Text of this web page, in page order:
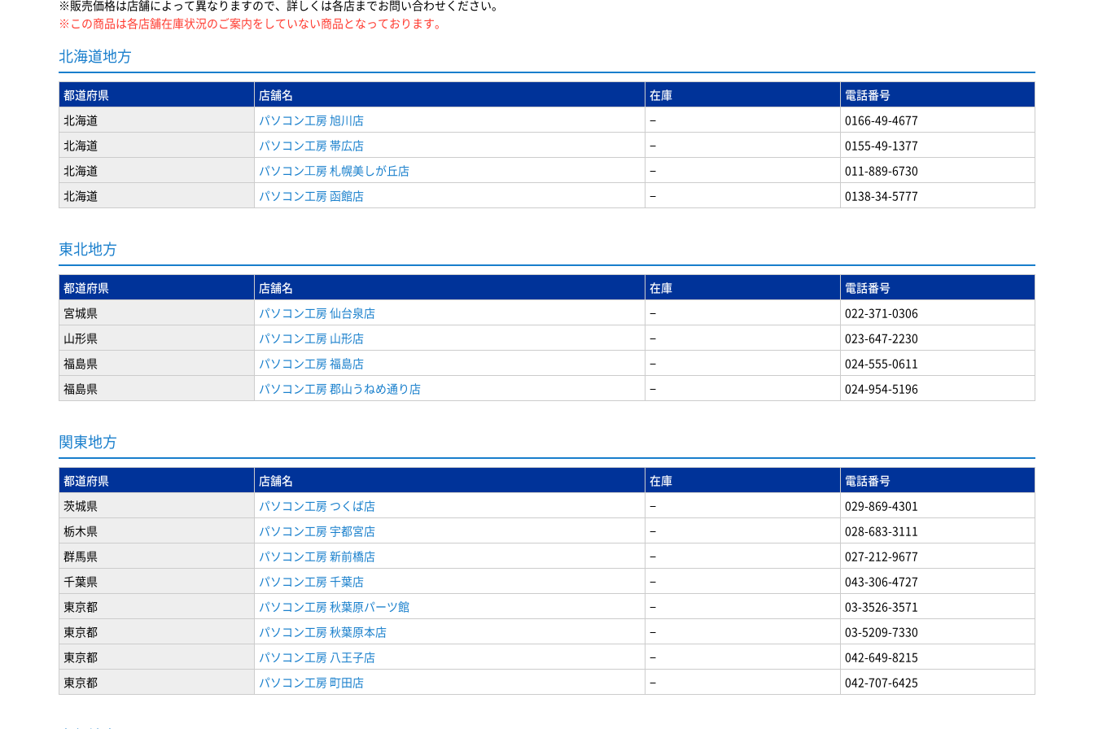
※販売価格は店舗によって異なりますので、詳しくは各店までお問い合わせください。
※この商品は各店舗在庫状況のご案内をしていない商品となっております。
北海道地方
都道府県 店舗名 在庫
電話番号
北海道
パソコン工房 旭川店 −
0166-49-4677
北海道
パソコン工房 帯広店 −
0155-49-1377
北海道
パソコン⼯房 札幌美しが丘店 −
011-889-6730
北海道
パソコン工房 函館店 − 0138-34-5777
東北地方
都道府県 店舗名 在庫
電話番号
宮城県
パソコン工房 仙台泉店 −
022-371-0306
山形県
パソコン工房 山形店 −
023-647-2230
福島県
パソコン工房 福島店 −
024-555-0611
福島県
パソコン工房 郡山うねめ通り店 − 024-954-5196
関東地方
都道府県 店舗名 在庫
電話番号
茨城県
パソコン工房 つくば店 −
029-869-4301
栃木県
パソコン工房 宇都宮店 −
028-683-3111
群馬県
パソコン工房 新前橋店 −
027-212-9677
千葉県
パソコン工房 千葉店 −
043-306-4727
東京都
パソコン工房 秋葉原パーツ館 −
03-3526-3571
東京都
パソコン工房 秋葉原本店 −
03-5209-7330
東京都
パソコン工房 八王子店 −
042-649-8215
東京都
パソコン工房 町田店 − 042-707-6425